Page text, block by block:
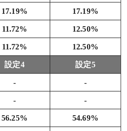
17.19% 17.19%
11.72% 12.50%
11.72% 12.50%
設定4 設定5
- -
- -
56.25% 54.69%